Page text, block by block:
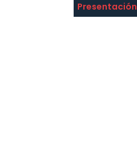
Presentación